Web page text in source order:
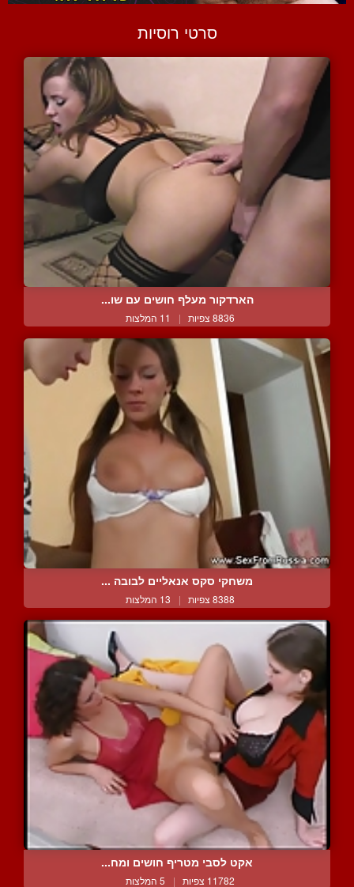
סרטי רוסיות
הארדקור מעלף חושים עם שו...
8836 צפיות | 11 המלצות
משחקי סקס אנאליים לבובה ...
8388 צפיות | 13 המלצות
אקט לסבי מטריף חושים ומח...
11782 צפיות | 5 המלצות